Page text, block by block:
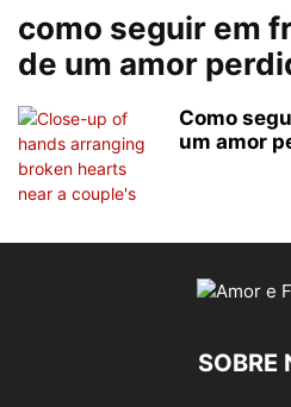
como seguir em
de um amor
Como
um amor
SOBRE